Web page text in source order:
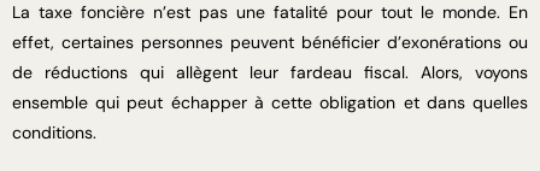
La taxe foncière n’est pas une fatalité pour tout le monde. En
effet, certaines personnes peuvent bénéficier d’exonérations ou
de réductions qui allègent leur fardeau fiscal. Alors, voyons
ensemble qui peut échapper à cette obligation et dans quelles
conditions.